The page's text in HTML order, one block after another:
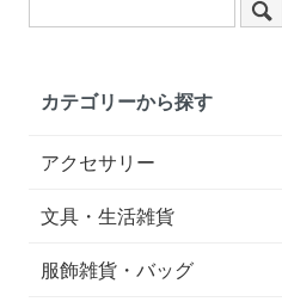
カテゴリーから探す
アクセサリー
文具・生活雑貨
服飾雑貨・バッグ